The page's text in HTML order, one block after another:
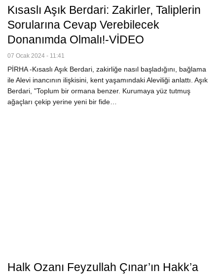
Kısaslı Aşık Berdari: Zakirler, Taliplerin
Sorularına Cevap Verebilecek
Donanımda Olmalı!-VİDEO
07 Ocak 2024 - 11:41
PİRHA -Kısaslı Aşık Berdari, zakirliğe nasıl başladığını, bağlama
ile Alevi inancının ilişkisini, kent yaşamındaki Aleviliği anlattı. Aşık
Berdari, "Toplum bir ormana benzer. Kurumaya yüz tutmuş
ağaçları çekip yerine yeni bir fide…
Halk Ozanı Feyzullah Çınar’ın Hakk’a